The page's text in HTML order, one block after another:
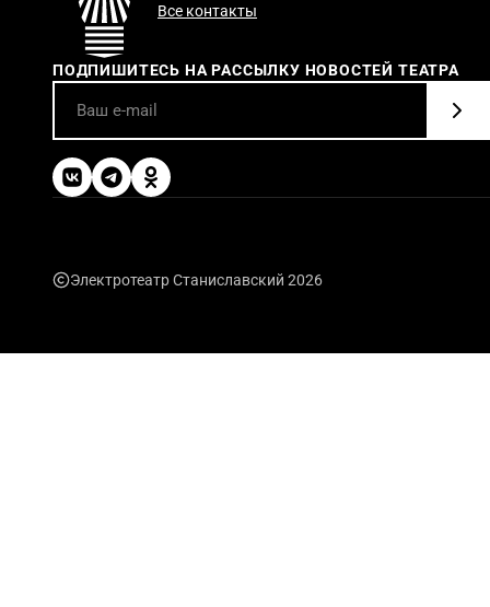
Все контакты
ПОДПИШИТЕСЬ НА РАССЫЛКУ НОВОСТЕЙ ТЕАТРА
Электротеатр Станиславский 2026